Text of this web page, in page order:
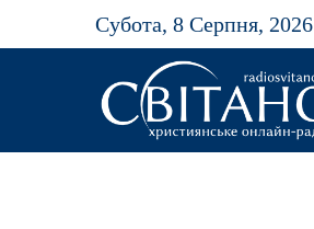
Субота, 8 Серпня, 2026